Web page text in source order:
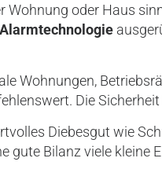
Wohnung oder Haus
Alarmtechnologie
Wohnungen,
Die
Diebesgut wie
gute Bilanz viele